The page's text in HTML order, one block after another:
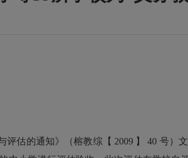
的通知》（榕教综【 2009 】 40 号）